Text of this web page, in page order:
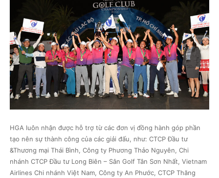
HGA luôn nhận được hỗ trợ từ các đơn vị đồng hành góp phần
tạo nên sự thành công của các giải đấu, như: CTCP Đầu tư
&Thương mại Thái Bình, Công ty Phương Thảo Nguyên, Chi
nhánh CTCP Đầu tư Long Biên – Sân Golf Tân Sơn Nhất, Vietnam
Airlines Chi nhánh Việt Nam, Công ty An Phước, CTCP Thăng